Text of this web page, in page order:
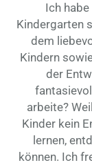
Ich
Kindergarten
dem
Kindern
der
arbeite?
Kinder kein
lernen,
können. Ich